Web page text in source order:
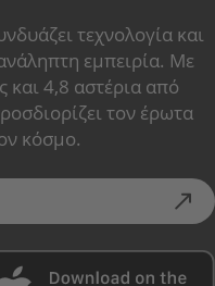
τεχνολογία και
εμπειρία. Με
4,8 αστέρια από
τον έρωτα
κόσμο.